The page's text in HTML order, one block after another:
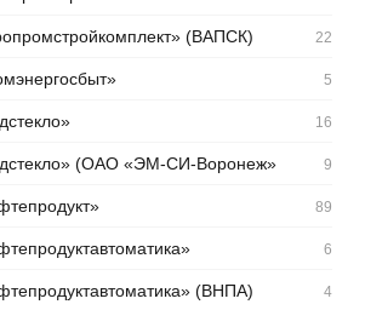
(ВАПСК) 22
5
16
(ОАО «ЭМ-СИ-Воронеж» 9
89
6
(ВНПА) 4